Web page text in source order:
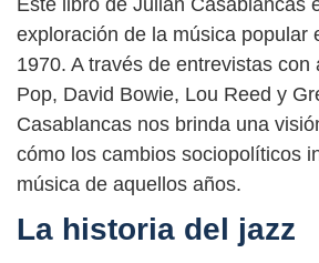
Este libro de Julian Casablancas
exploración de la música popular
1970. A través de entrevistas con
Pop, David Bowie, Lou Reed y
Casablancas nos brinda una
cómo los cambios sociopolíticos
música de aquellos años.
La historia del jazz